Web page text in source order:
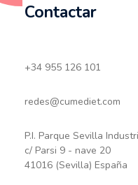
Contactar
+34 955 126 101
redes@cumediet.com
P.I. Parque Sevilla
c/ Parsi 9 - nave 20
41016 (Sevilla) España